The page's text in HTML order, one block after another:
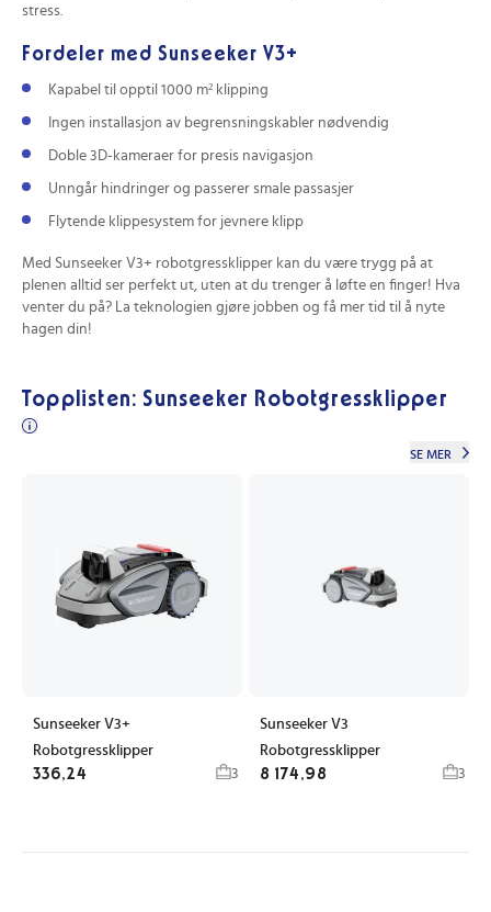
stress.
Fordeler med Sunseeker V3+
Kapabel til opptil 1000 m² klipping
Ingen installasjon av begrensningskabler nødvendig
Doble 3D-kameraer for presis navigasjon
Unngår hindringer og passerer smale passasjer
Flytende klippesystem for jevnere klipp
Med Sunseeker V3+ robotgressklipper kan du være trygg på at
plenen alltid ser perfekt ut, uten at du trenger å løfte en finger! Hva
venter du på? La teknologien gjøre jobben og få mer tid til å nyte
hagen din!
Topplisten: Sunseeker Robotgressklipper
SE MER
Sunseeker V3+
Robotgressklipper
336,24 3
Sunseeker V3
Robotgressklipper
8 174,98 3